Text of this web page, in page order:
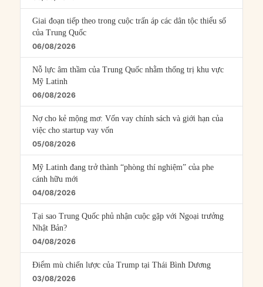
Giai đoạn tiếp theo trong cuộc trấn áp các dân tộc thiểu số
của Trung Quốc
06/08/2026
Nỗ lực âm thầm của Trung Quốc nhằm thống trị khu vực
Mỹ Latinh
06/08/2026
Nợ cho kẻ mộng mơ: Vốn vay chính sách và giới hạn của
việc cho startup vay vốn
05/08/2026
Mỹ Latinh đang trở thành “phòng thí nghiệm” của phe
cánh hữu mới
04/08/2026
Tại sao Trung Quốc phủ nhận cuộc gặp với Ngoại trưởng
Nhật Bản?
04/08/2026
Điểm mù chiến lược của Trump tại Thái Bình Dương
03/08/2026